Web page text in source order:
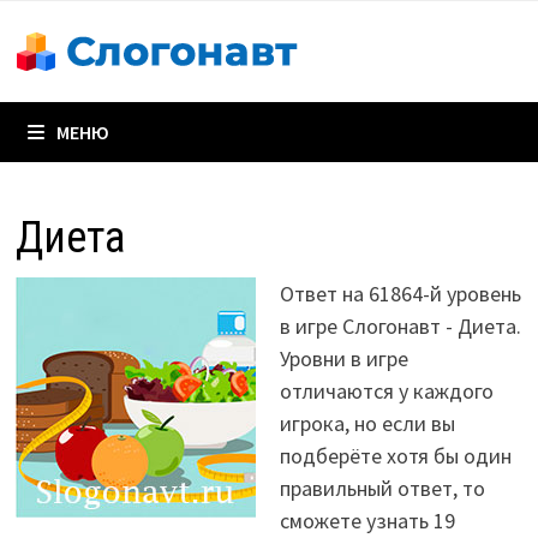
содержимому
МЕНЮ
Диета
Ответ на 61864-й уровень
в игре Слогонавт - Диета.
Уровни в игре
отличаются у каждого
игрока, но если вы
подберёте хотя бы один
правильный ответ, то
сможете узнать 19